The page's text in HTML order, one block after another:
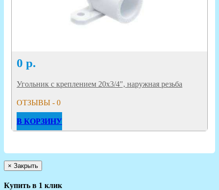
0 р.
Угольник с креплением 20х3/4", наружная резьба
ОТЗЫВЫ - 0
В КОРЗИНУ
× Закрыть
Купить в 1 клик